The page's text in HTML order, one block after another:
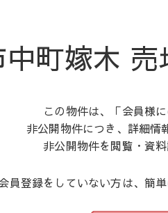
町嫁木 売
この物件は、「会員様
非公開物件につき、詳細情
非公開物件を閲覧・資
員登録をしていない方は、簡